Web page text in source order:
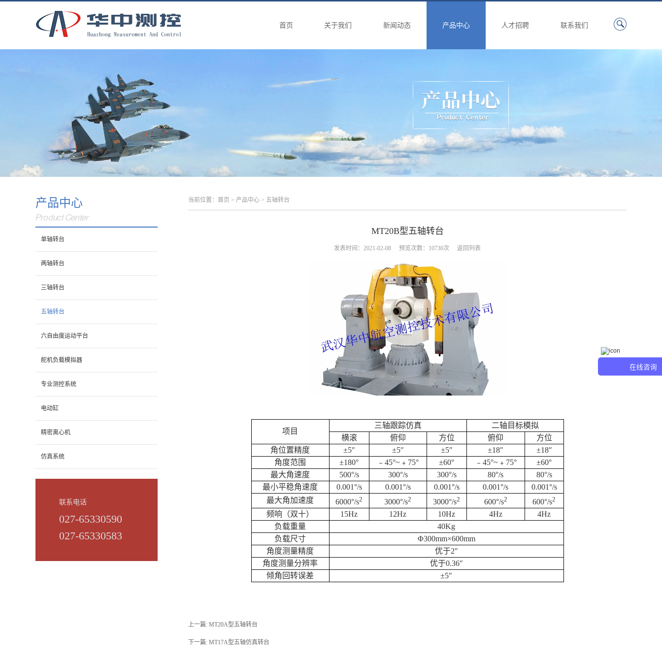
首页 关于我们 新闻动态 产品中心 人才招聘 联系我们
产品中心
Product Center
单轴转台
两轴转台
三轴转台
五轴转台
六自由度运动平台
舵机负载模拟器
专业测控系统
电动缸
精密离心机
仿真系统
联系电话
027-65330590
027-65330583
当前位置： 首页 > 产品中心 > 五轴转台
MT20B型五轴转台
发表时间：2021-02-08 预览次数：10730次 返回列表
项目
三轴跟踪仿真
二轴目标模拟
横滚
俯仰 方位 俯仰
方位
角位置精度
±5″ ±5″ ±5″ ±18″ ±18″
角度范围
±180° ﹣ 45°~ ﹢ 75° ±60° ﹣ 45°~﹢ 75° ±60°
最大角速度
500°/s 300°/s 300°/s 80°/s 80°/s
最小平稳角速度
0.001°/s 0.001°/s 0.001°/s 0.001°/s 0.001°/s
最大角加速度
6000°/s2 3000°/s2 3000°/s2 600°/s2 600°/s2
频响（双十） 15Hz 12Hz 10Hz 4Hz
4Hz
负载重量
40Kg
负载尺寸
Φ300mm×600mm
角度测量精度
优于2″
角度测量分辨率
优于0.36″
倾角回转误差
±5″
上一篇: MT20A型五轴转台
下一篇: MT17A型五轴仿真转台
在线咨询